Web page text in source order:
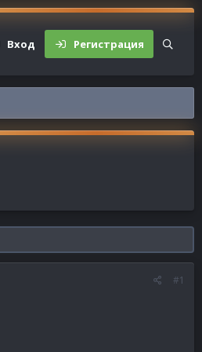
Вход Регистрация
#1